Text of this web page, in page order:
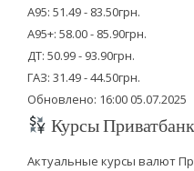
А95: 51.49 - 83.50грн.
А95+: 58.00 - 85.90грн.
ДТ: 50.99 - 93.90грн.
ГАЗ: 31.49 - 44.50грн.
Обновлено: 16:00 05.07.2025
Курсы Приватбанк
Актуальные курсы валют